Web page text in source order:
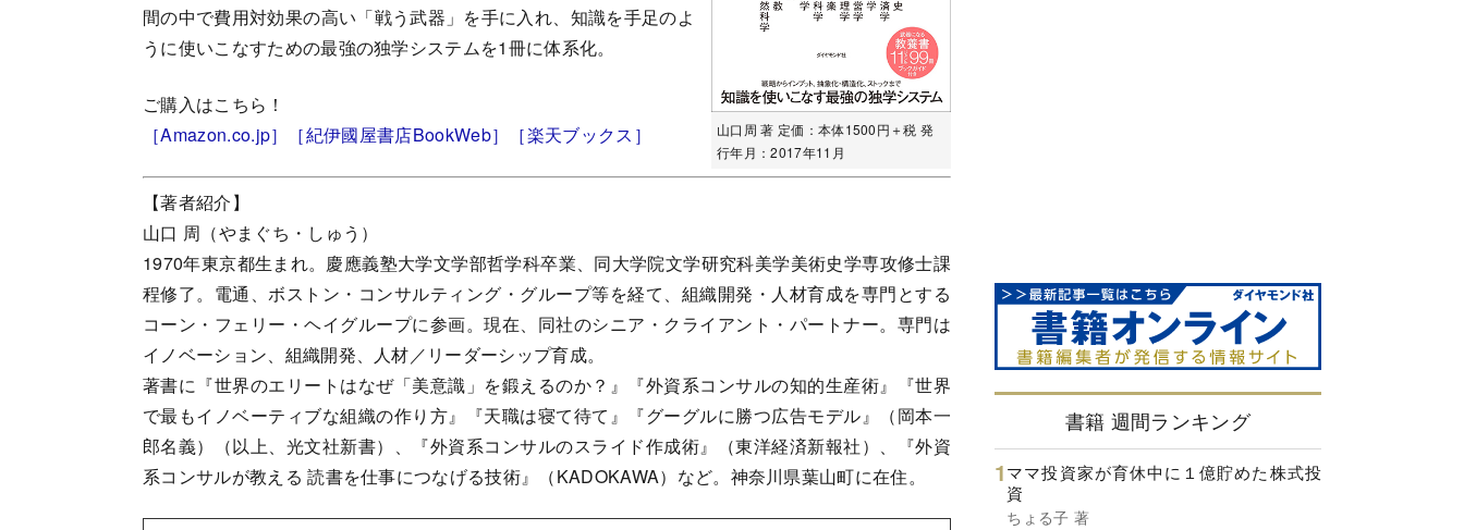
山口周 著 定価：本体1500円＋税 発
行年月：2017年11月
間の中で費用対効果の高い「戦う武器」を手に入れ、知識を手足のよ
うに使いこなすための最強の独学システムを1冊に体系化。
ご購入はこちら！
［Amazon.co.jp］
［紀伊國屋書店BookWeb］ ［楽天ブックス］
【著者紹介】
山口 周（やまぐち・しゅう）
1970年東京都生まれ。慶應義塾大学文学部哲学科卒業、同大学院文学研究科美学美術史学専攻修士課
程修了。電通、ボストン・コンサルティング・グループ等を経て、組織開発・人材育成を専門とする
コーン・フェリー・ヘイグループに参画。現在、同社のシニア・クライアント・パートナー。専門は
イノベーション、組織開発、人材／リーダーシップ育成。
著書に『世界のエリートはなぜ「美意識」を鍛えるのか？』『外資系コンサルの知的生産術』『世界
で最もイノベーティブな組織の作り方』『天職は寝て待て』『グーグルに勝つ広告モデル』（岡本一
郎名義）（以上、光文社新書）、『外資系コンサルのスライド作成術』（東洋経済新報社）、『外資
系コンサルが教える 読書を仕事につなげる技術』（KADOKAWA）など。神奈川県葉山町に在住。
書籍 週間ランキング
ママ投資家が育休中に１億貯めた株式投
資
ちょる子 著